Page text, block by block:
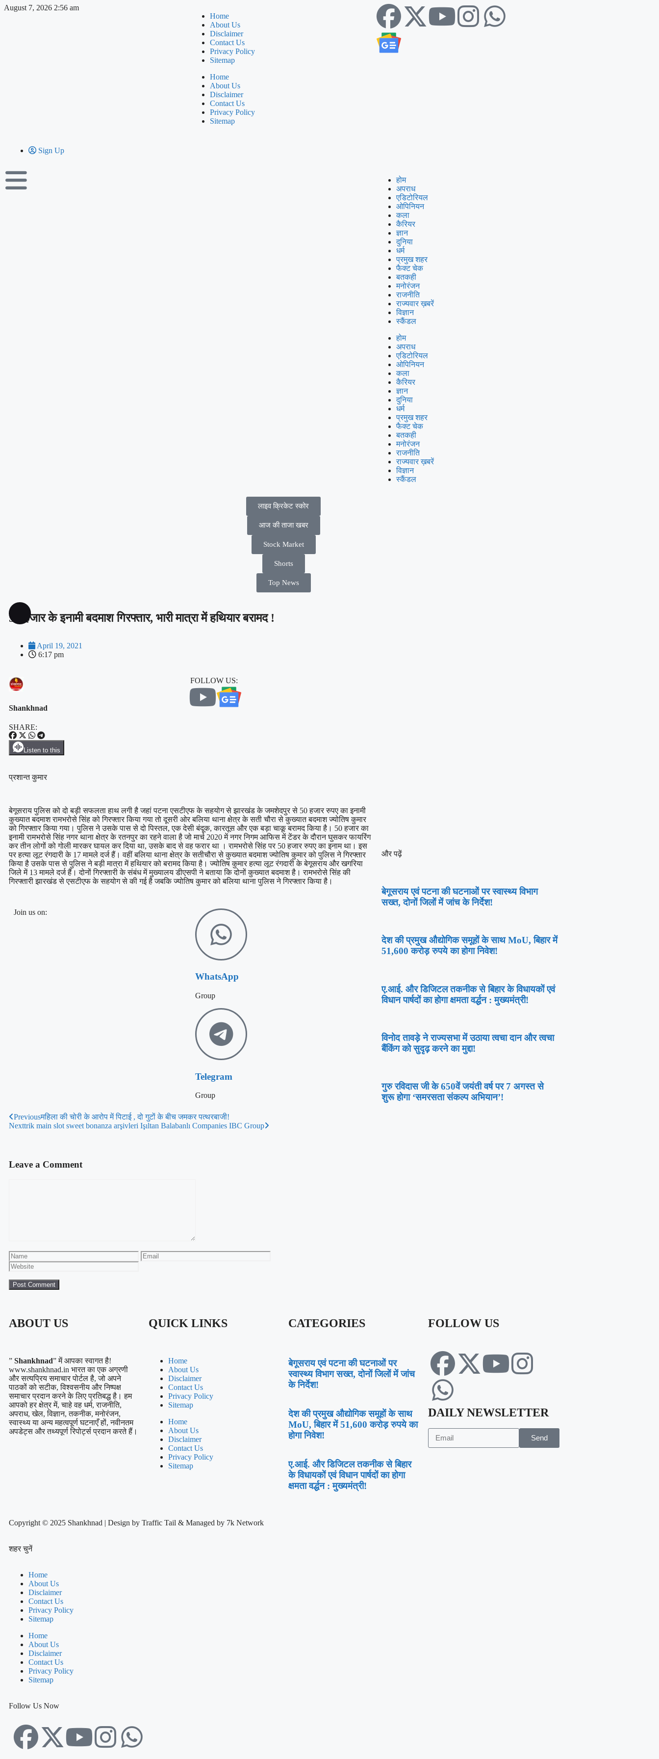
August 7, 2026 2:56 am
Home
About Us
Disclaimer
Contact Us
Privacy Policy
Sitemap
Home
About Us
Disclaimer
Contact Us
Privacy Policy
Sitemap
Sign Up
होम
अपराध
एडिटोरियल
ओपिनियन
कला
कैरियर
ज्ञान
दुनिया
धर्म
प्रमुख शहर
फैक्ट चेक
बतकही
मनोरंजन
राजनीति
राज्यवार ख़बरें
विज्ञान
स्कैंडल
होम
अपराध
एडिटोरियल
ओपिनियन
कला
कैरियर
ज्ञान
दुनिया
धर्म
प्रमुख शहर
फैक्ट चेक
बतकही
मनोरंजन
राजनीति
राज्यवार ख़बरें
विज्ञान
स्कैंडल
लाइव क्रिकेट स्कोर
आज की ताजा खबर
Stock Market
Shorts
Top News
50 हजार के इनामी बदमाश गिरफ्तार, भारी मात्रा में हथियार बरामद !
April 19, 2021
6:17 pm
Shankhnad
FOLLOW US:
SHARE:
Listen to this
प्रशान्त कुमार
बेगूसराय पुलिस को दो बड़ी सफलता हाथ लगी है जहां पटना एसटीएफ के सहयोग से झारखंड के जमशेदपुर से 50 हजार रुपए का इनामी
कुख्यात बदमाश रामभरोसे सिंह को गिरफ्तार किया गया तो दूसरी ओर बलिया थाना क्षेत्र के सती चौरा से कुख्यात बदमाश ज्योतिष कुमार
को गिरफ्तार किया गया। पुलिस ने उसके पास से दो पिस्तल, एक देसी बंदूक, कारतूस और एक बड़ा चाकू बरामद किया है। 50 हजार का
इनामी रामभरोसे सिंह नगर थाना क्षेत्र के रतनपुर का रहने वाला है जो मार्च 2020 में नगर निगम आफिस में टेंडर के दौरान घुसकर फायरिंग
कर तीन लोगों को गोली मारकर घायल कर दिया था, उसके बाद से वह फरार था । रामभरोसे सिंह पर 50 हजार रुपए का इनाम था। इस
पर हत्या लूट रंगदारी के 17 मामले दर्ज हैं। वहीं बलिया थाना क्षेत्र के सतीचौरा से कुख्यात बदमाश ज्योतिष कुमार को पुलिस ने गिरफ्तार
किया है उसके पास से पुलिस ने बड़ी मात्रा में हथियार को बरामद किया है। ज्योतिष कुमार हत्या लूट रंगदारी के बेगूसराय और खगरिया
जिले में 13 मामले दर्ज हैं। दोनों गिरफ्तारी के संबंध में मुख्यालय डीएसपी ने बताया कि दोनों कुख्यात बदमाश है। रामभरोसे सिंह की
गिरफ्तारी झारखंड से एसटीएफ के सहयोग से की गई है जबकि ज्योतिष कुमार को बलिया थाना पुलिस ने गिरफ्तार किया है।
Join us on:
WhatsApp
Group
Telegram
Group
Previousमहिला की चोरी के आरोप में पिटाई , दो गुटों के बीच जमकर पत्थरबाजी!
Nexttrik main slot sweet bonanza arşivleri Işıltan Balabanlı Companies IBC Group
Leave a Comment
और पढ़ें
बेगूसराय एवं पटना की घटनाओं पर स्वास्थ्य विभाग
सख्त, दोनों जिलों में जांच के निर्देश!
देश की प्रमुख औद्योगिक समूहों के साथ MoU, बिहार में
51,600 करोड़ रुपये का होगा निवेश!
ए.आई. और डिजिटल तकनीक से बिहार के विधायकों एवं
विधान पार्षदों का होगा क्षमता वर्द्धन : मुख्यमंत्री!
विनोद तावड़े ने राज्यसभा में उठाया त्वचा दान और त्वचा
बैंकिंग को सुदृढ़ करने का मुद्दा!
गुरु रविदास जी के 650वें जयंती वर्ष पर 7 अगस्त से
शुरू होगा ‘समरसता संकल्प अभियान’!
ABOUT US
” Shankhnad” में आपका स्वागत है!
www.shankhnad.in भारत का एक अग्रणी
और सत्यप्रिय समाचार पोर्टल है, जो अपने
पाठकों को सटीक, विश्वसनीय और निष्पक्ष
समाचार प्रदान करने के लिए प्रतिबद्ध है। हम
आपको हर क्षेत्र में, चाहे वह धर्म, राजनीति,
अपराध, खेल, विज्ञान, तकनीक, मनोरंजन,
स्वास्थ्य या अन्य महत्वपूर्ण घटनाएँ हों, नवीनतम
अपडेट्स और तथ्यपूर्ण रिपोर्ट्स प्रदान करते हैं।
QUICK LINKS
Home
About Us
Disclaimer
Contact Us
Privacy Policy
Sitemap
Home
About Us
Disclaimer
Contact Us
Privacy Policy
Sitemap
CATEGORIES
बेगूसराय एवं पटना की घटनाओं पर
स्वास्थ्य विभाग सख्त, दोनों जिलों में जांच
के निर्देश!
देश की प्रमुख औद्योगिक समूहों के साथ
MoU, बिहार में 51,600 करोड़ रुपये का
होगा निवेश!
ए.आई. और डिजिटल तकनीक से बिहार
के विधायकों एवं विधान पार्षदों का होगा
क्षमता वर्द्धन : मुख्यमंत्री!
FOLLOW US
DAILY NEWSLETTER
Send
Copyright © 2025 Shankhnad | Design by Traffic Tail & Managed by 7k Network
शहर चुनें
Home
About Us
Disclaimer
Contact Us
Privacy Policy
Sitemap
Home
About Us
Disclaimer
Contact Us
Privacy Policy
Sitemap
Follow Us Now